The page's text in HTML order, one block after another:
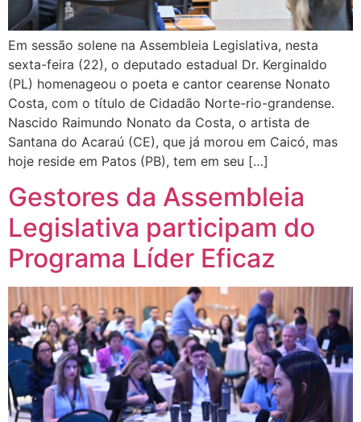
Em sessão solene na Assembleia Legislativa, nesta
sexta-feira (22), o deputado estadual Dr. Kerginaldo
(PL) homenageou o poeta e cantor cearense Nonato
Costa, com o título de Cidadão Norte-rio-grandense.
Nascido Raimundo Nonato da Costa, o artista de
Santana do Acaraú (CE), que já morou em Caicó, mas
hoje reside em Patos (PB), tem em seu […]
Gestores da Assembleia
Legislativa participam do
Programa Líder Eficaz